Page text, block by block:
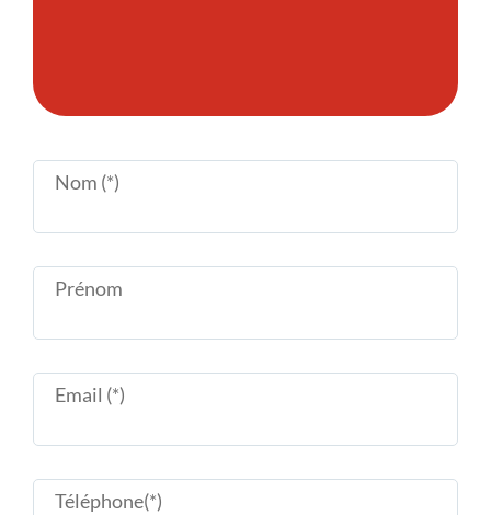
Nom (*)
Prénom
Email (*)
Téléphone(*)